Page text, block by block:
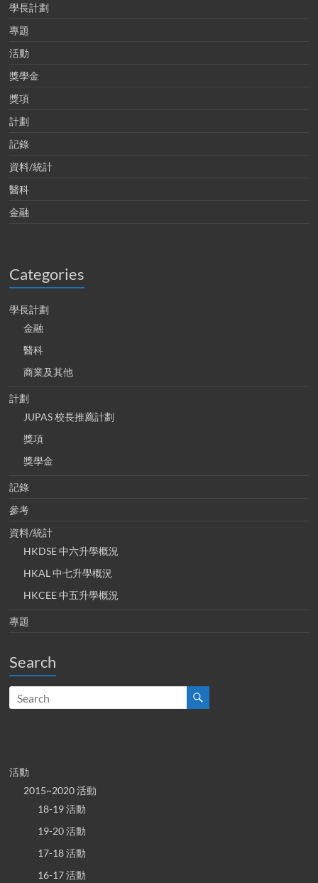
學長計劃
專題
活動
獎學金
獎項
計劃
記錄
資料/統計
醫科
金融
Categories
學長計劃
金融
醫科
商業及其他
計劃
JUPAS 校長推薦計劃
獎項
獎學金
記錄
參考
資料/統計
HKDSE 中六升學概況
HKAL 中七升學概況
HKCEE 中五升學概況
專題
Search
活動
2015~2020 活動
18-19 活動
19-20 活動
17-18 活動
16-17 活動